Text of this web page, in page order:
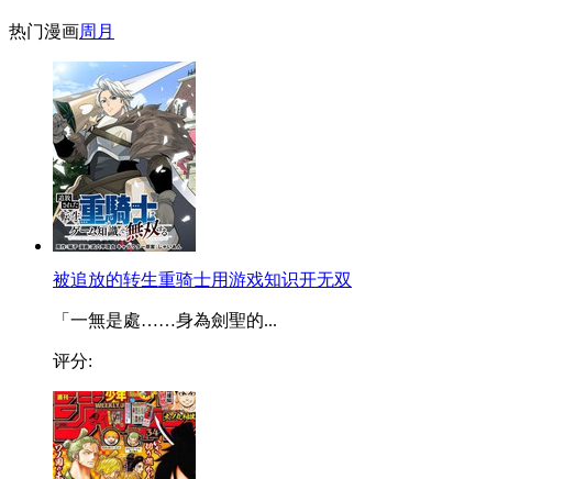
热门漫画周 月
被追放的转生重骑士用游戏知识开无双
「一無是處……身為劍聖的...
评分: